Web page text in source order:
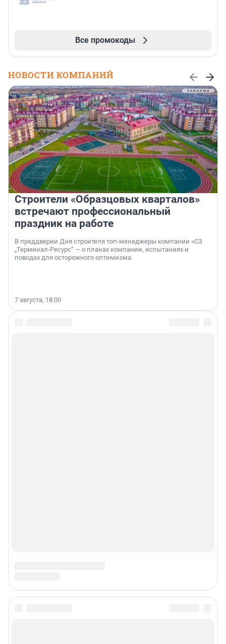
Все промокоды
НОВОСТИ КОМПАНИЙ
Строители «Образцовых кварталов»
встречают профессиональный
праздник на работе
В преддверии Дня строителя топ-менеджеры компании «СЗ
„Терминал-Ресурс“ — о планах компании, испытаниях и
поводах для осторожного оптимизма.
7 августа, 18:00